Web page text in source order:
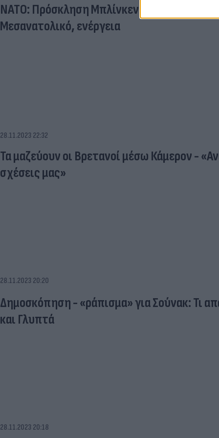
ΝΑΤΟ: Πρόσκληση Μπλίνκεν σε Γεραπετρίτη
Μεσανατολικό, ενέργεια
28.11.2023 22:32
Τα μαζεύουν οι Βρετανοί μέσω Κάμερον -
σχέσεις μας»
28.11.2023 20:20
Δημοσκόπηση - «ράπισμα» για Σούνακ: Τι
και Γλυπτά
28.11.2023 20:18